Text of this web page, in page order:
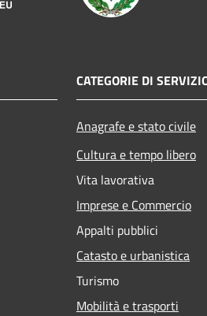
CATEGORIE DI
Anagrafe e stato civile
Cultura e tempo libero
Vita lavorativa
Imprese e Commercio
Appalti pubblici
Catasto e urbanistica
Turismo
Mobilità e trasporti